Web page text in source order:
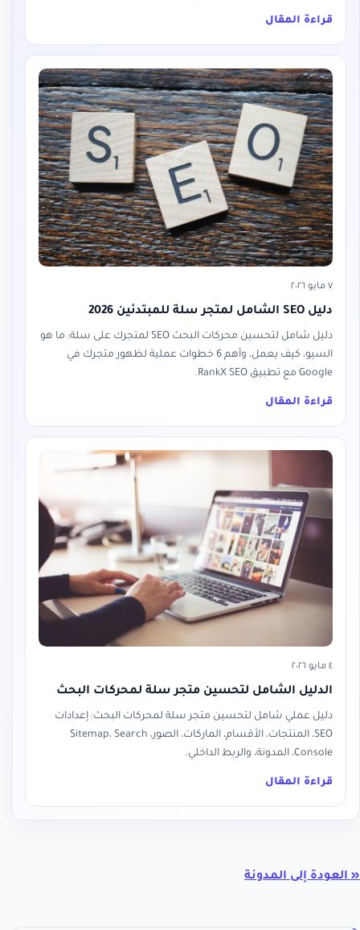
قراءة المقال
٧ مايو ٢٠٢٦
دليل SEO الشامل لمتجر سلة للمبتدئين 2026
دليل شامل لتحسين محركات البحث SEO لمتجرك على سلة: ما هو
السيو، كيف يعمل، وأهم 6 خطوات عملية لظهور متجرك في
Google مع تطبيق RankX SEO.
قراءة المقال
٤ مايو ٢٠٢٦
الدليل الشامل لتحسين متجر سلة لمحركات البحث
دليل عملي شامل لتحسين متجر سلة لمحركات البحث: إعدادات
SEO، المنتجات، الأقسام، الماركات، الصور، Sitemap، Search
Console، المدونة، والربط الداخلي.
قراءة المقال
« العودة إلى المدونة